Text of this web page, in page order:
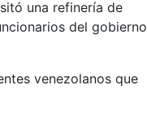
una refinería de
del gobierno
venezolanos que